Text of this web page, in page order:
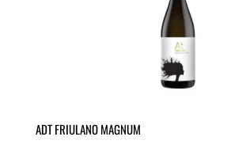
ADT FRIULANO MAGNUM